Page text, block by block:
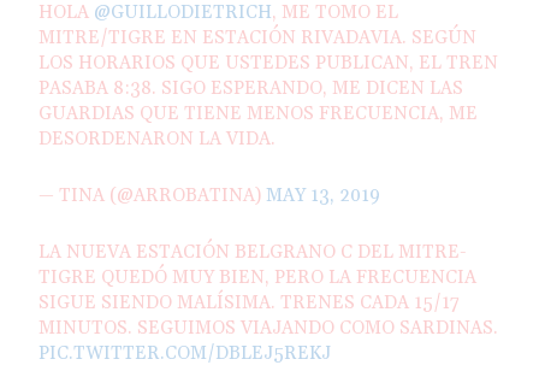
HOLA @GUILLODIETRICH, ME TOMO EL
MITRE/TIGRE EN ESTACIÓN RIVADAVIA. SEGÚN
LOS HORARIOS QUE USTEDES PUBLICAN, EL TREN
PASABA 8:38. SIGO ESPERANDO, ME DICEN LAS
GUARDIAS QUE TIENE MENOS FRECUENCIA, ME
DESORDENARON LA VIDA.
— TINA (@ARROBATINA)MAY 13, 2019
LA NUEVA ESTACIÓN BELGRANO C DEL MITRE-
TIGRE QUEDÓ MUY BIEN, PERO LA FRECUENCIA
SIGUE SIENDO MALÍSIMA. TRENES CADA 15/17
MINUTOS. SEGUIMOS VIAJANDO COMO SARDINAS.
PIC.TWITTER.COM/DBLEJ5REKJ